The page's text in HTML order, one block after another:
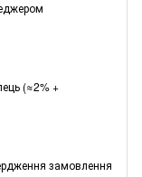
(≈2% +
замовлення